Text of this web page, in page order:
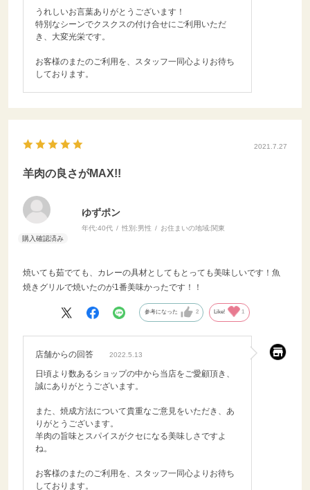
うれしいお言葉ありがとうございます！
特別なシーンでクスクスの付け合せにご利用いただ
き、大変光栄です。
お客様のまたのご利用を、スタッフ一同心よりお待ち
しております。
2021.7.27
羊肉の良さがMAX!!
ゆずポン
年代:40代 性別:男性 お住まいの地域:関東
焼いても茹でても、カレーの具材としてもとっても美味しいです！魚
焼きグリルで焼いたのが1番美味かったです！！
参考になった 2 Like! 1
店舗からの回答 2022.5.13
日頃より数あるショップの中から当店をご愛顧頂き、
誠にありがとうございます。
また、焼成方法について貴重なご意見をいただき、あ
りがとうございます。
羊肉の旨味とスパイスがクセになる美味しさですよ
ね。
お客様のまたのご利用を、スタッフ一同心よりお待ち
しております。